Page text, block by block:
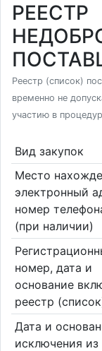
РЕЕСТР
Реестр (список)
временно не
участию в
Вид закупок
Место
электронный
номер
(при наличии)
номер, дата и
основание
реестр
Дата и
исключения из